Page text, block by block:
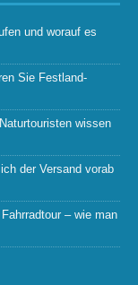
und worauf es
Sie Festland-
wissen
der Versand vorab
– wie man